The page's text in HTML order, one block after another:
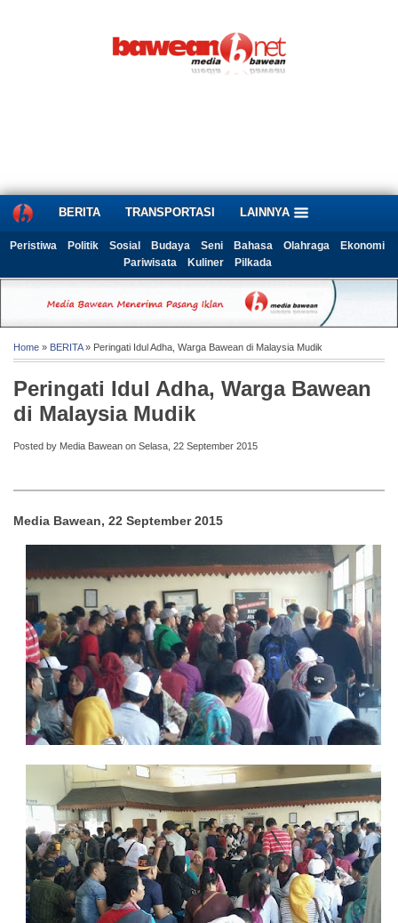
BERITA TRANSPORTASI LAINNYA
Peristiwa Politik Sosial Budaya Seni Bahasa Olahraga
Ekonomi
Pariwisata
Kuliner Pilkada
Home » BERITA» Peringati Idul Adha, Warga Bawean di Malaysia Mudik
Peringati Idul Adha, Warga Bawean
di Malaysia Mudik
Posted by Media Bawean on Selasa, 22 September 2015
Media Bawean, 22 September 2015